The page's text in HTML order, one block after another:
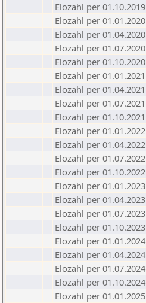
Elozahl per 01.10.2019
Elozahl per 01.01.2020
Elozahl per 01.04.2020
Elozahl per 01.07.2020
Elozahl per 01.10.2020
Elozahl per 01.01.2021
Elozahl per 01.04.2021
Elozahl per 01.07.2021
Elozahl per 01.10.2021
Elozahl per 01.01.2022
Elozahl per 01.04.2022
Elozahl per 01.07.2022
Elozahl per 01.10.2022
Elozahl per 01.01.2023
Elozahl per 01.04.2023
Elozahl per 01.07.2023
Elozahl per 01.10.2023
Elozahl per 01.01.2024
Elozahl per 01.04.2024
Elozahl per 01.07.2024
Elozahl per 01.10.2024
Elozahl per 01.01.2025